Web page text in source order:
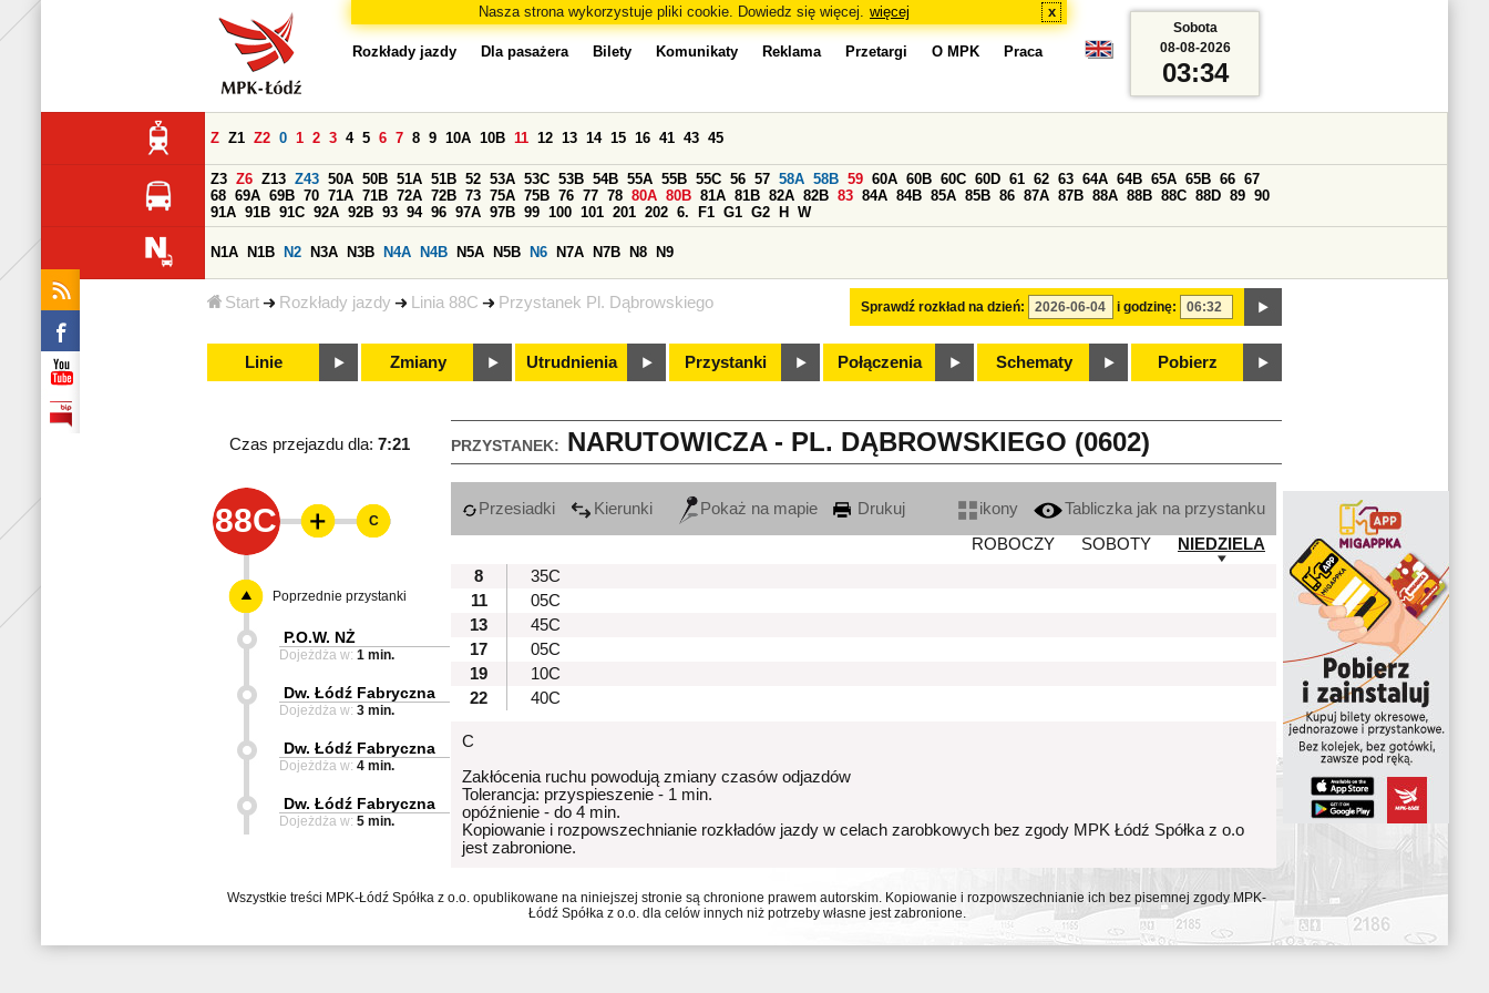
Nasza strona wykorzystuje pliki cookie. Dowiedz się więcej. więcej x
Start Rozkłady jazdy Linia 88C Przystanek Pl. Dąbrowskiego
Rozkłady jazdy Dla pasażera Bilety Komunikaty Reklama Przetargi O MPK Praca
Sprawdź rozkład na dzień: i godzinę:
Z Z1 Z2 0 1 2 3 4 5 6 7 8 9 10A 10B 11 12 13 14 15 16 41 43 45
Z3 Z6 Z13 Z43 50A 50B 51A 51B 52 53A 53C 53B 54B 55A 55B 55C 56 57 58A 58B 59 60A 60B 60C 60D 61 62 63 64A 64B 65A 65B 66 67
68 69A 69B 70 71A 71B 72A 72B 73 75A 75B 76 77 78 80A 80B 81A 81B 82A 82B 83 84A 84B 85A 85B 86 87A 87B 88A 88B 88C 88D 89 90
91A 91B 91C 92A 92B 93 94 96 97A 97B 99 100 101 201 202 6. F1 G1 G2 H W
N1A N1B N2 N3A N3B N4A N4B N5A N5B N6 N7A N7B N8 N9
Linie Zmiany Utrudnienia Przystanki Połączenia Schematy Pobierz
Sobota
08-08-2026
03:34
PRZYSTANEK: NARUTOWICZA - PL. DĄBROWSKIEGO (0602)
Czas przejazdu dla: 7:21
88C Przesiadki Kierunki Pokaż na mapie Drukuj ikony
Tabliczka jak na przystanku
ROBOCZY
SOBOTY
NIEDZIELA
8
35C
11
05C
13
45C
17
05C
19
10C
22
40C
C
Zakłócenia ruchu powodują zmiany czasów odjazdów
Tolerancja: przyspieszenie - 1 min.
opóźnienie - do 4 min.
Kopiowanie i rozpowszechnianie rozkładów jazdy w celach zarobkowych bez zgody MPK Łódź Spółka z o.o
jest zabronione.
C
Poprzednie przystanki
P.O.W. NŻ
Dojeżdża w: 1 min.
Dw. Łódź Fabryczna
Dojeżdża w: 3 min.
Dw. Łódź Fabryczna
Dojeżdża w: 4 min.
Dw. Łódź Fabryczna
Dojeżdża w: 5 min.
Wszystkie treści MPK-Łódź Spółka z o.o. opublikowane na niniejszej stronie są chronione prawem autorskim. Kopiowanie i rozpowszechnianie ich bez pisemnej zgody MPK-
Łódź Spółka z o.o. dla celów innych niż potrzeby własne jest zabronione.